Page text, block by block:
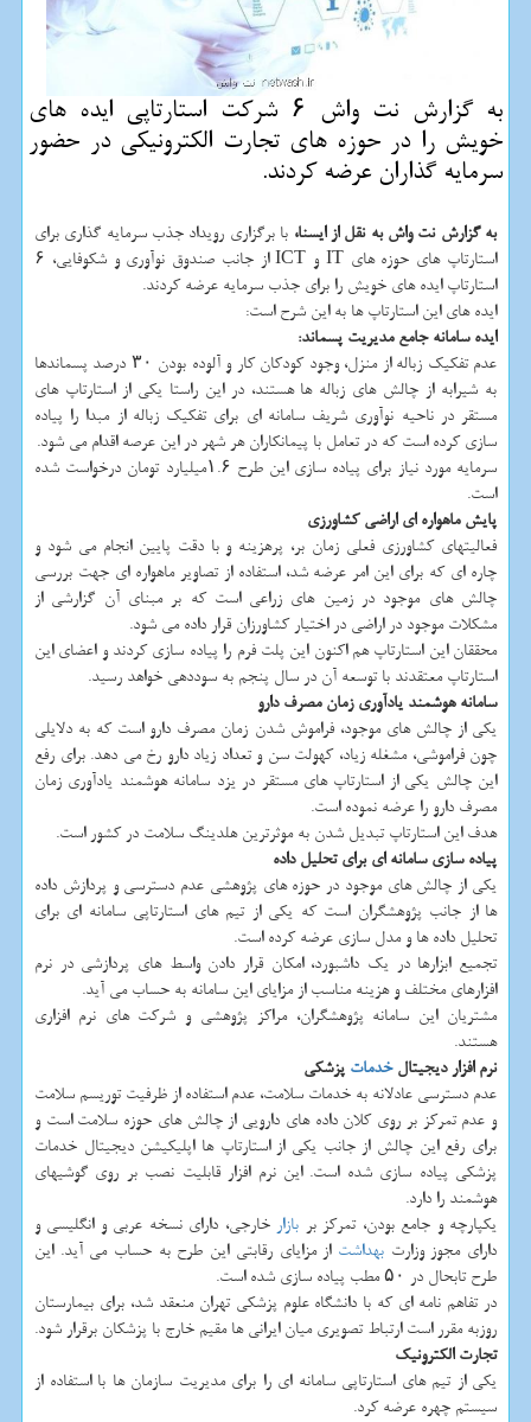
به گزارش نت واش ۶ شركت استارتاپی ایده های
خویش را در حوزه های تجارت الكترونیكی در حضور
سرمایه گذاران عرضه كردند.
به گزارش نت واش به نقل از ایسنا، با برگزاری رویداد جذب سرمایه گذاری برای
استارتاپ های حوزه های IT و ICT از جانب صندوق نوآوری و شکوفایی، ۶
استارتاپ ایده های خویش را برای جذب سرمایه عرضه کردند.
ایده های این استارتاپ ها به این شرح است:
ایده سامانه جامع مدیریت پسماند:
عدم تفکیک زباله از منزل، وجود کودکان کار و آلوده بودن ۳۰ درصد پسماندها
به شیرابه از چالش های زباله ها هستند، در این راستا یکی از استارتاپ های
مستقر در ناحیه نوآوری شریف سامانه ای برای تفکیک زباله از مبدا را پیاده
سازی کرده است که در تعامل با پیمانکاران هر شهر در این عرصه اقدام می شود.
سرمایه مورد نیاز برای پیاده سازی این طرح ۱.۶میلیارد تومان درخواست شده
است.
پایش ماهواره ای اراضی کشاورزی
فعالیتهای کشاورزی فعلی زمان بر، پرهزینه و با دقت پایین انجام می شود و
چاره ای که برای این امر عرضه شد، استفاده از تصاویر ماهواره ای جهت بررسی
چالش های موجود در زمین های زراعی است که بر مبنای آن گزارشی از
مشکلات موجود در اراضی در اختیار کشاورزان قرار داده می شود.
محققان این استارتاپ هم اکنون این پلت فرم را پیاده سازی کردند و اعضای این
استارتاپ معتقدند با توسعه آن در سال پنجم به سوددهی خواهد رسید.
سامانه هوشمند یادآوری زمان مصرف دارو
یکی از چالش های موجود، فراموش شدن زمان مصرف دارو است که به دلایلی
چون فراموشی، مشغله زیاد، کهولت سن و تعداد زیاد دارو رخ می دهد. برای رفع
این چالش یکی از استارتاپ های مستقر در یزد سامانه هوشمند یادآوری زمان
مصرف دارو را عرضه نموده است.
هدف این استارتاپ تبدیل شدن به موثرترین هلدینگ سلامت در کشور است.
پیاده سازی سامانه ای برای تحلیل داده
یکی از چالش های موجود در حوزه های پژوهشی عدم دسترسی و پردازش داده
ها از جانب پژوهشگران است که یکی از تیم های استارتاپی سامانه ای برای
تحلیل داده ها و مدل سازی عرضه کرده است.
تجمیع ابزارها در یک داشبورد، امکان قرار دادن واسط های پردازشی در نرم
افزارهای مختلف و هزینه مناسب از مزایای این سامانه به حساب می آید.
مشتریان این سامانه پژوهشگران، مراکز پژوهشی و شرکت های نرم افزاری
هستند.
نرم افزار دیجیتالخدمات پزشکی
عدم دسترسی عادلانه به خدمات سلامت، عدم استفاده از ظرفیت توریسم سلامت
و عدم تمرکز بر روی کلان داده های دارویی از چالش های حوزه سلامت است و
برای رفع این چالش از جانب یکی از استارتاپ ها اپلیکیشن دیجیتال خدمات
پزشکی پیاده سازی شده است. این نرم افزار قابلیت نصب بر روی گوشیهای
هوشمند را دارد.
یکپارچه و جامع بودن، تمرکز بر بازار خارجی، دارای نسخه عربی و انگلیسی و
دارای مجوز وزارتبهداشت از مزایای رقابتی این طرح به حساب می آید. این
طرح تابحال در ۵۰ مطب پیاده سازی شده است.
در تفاهم نامه ای که با دانشگاه علوم پزشکی تهران منعقد شد، برای بیمارستان
روزبه مقرر است ارتباط تصویری میان ایرانی ها مقیم خارج با پزشکان برقرار شود.
تجارت الکترونیک
یکی از تیم های استارتاپی سامانه ای را برای مدیریت سازمان ها با استفاده از
سیستم چهره عرضه کرد.